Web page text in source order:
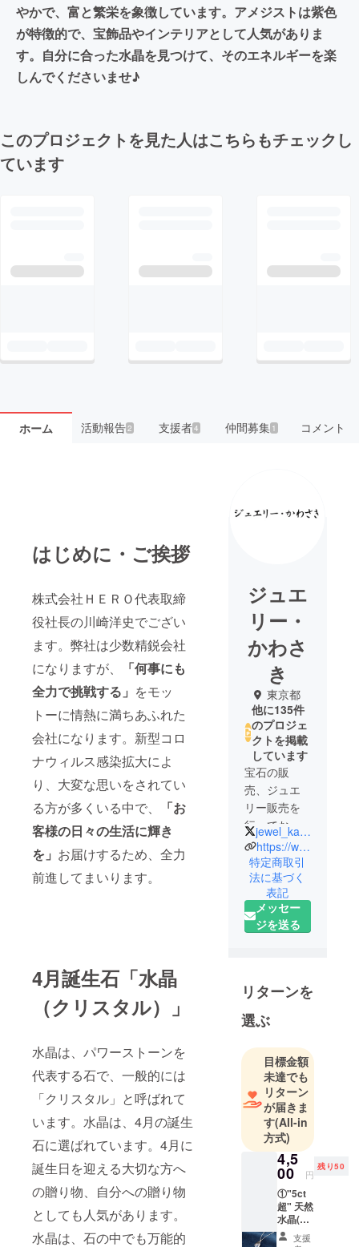
やかで、富と繁栄を象徴しています。アメジストは紫色
が特徴的で、宝飾品やインテリアとして人気がありま
す。自分に合った水晶を見つけて、そのエネルギーを楽
しんでくださいませ♪
このプロジェクトを見た人はこちらもチェックし
ています
ホーム 活動報告2 支援者4 仲間募集 1 コメント
はじめに・ご挨拶
株式会社ＨＥＲＯ代表取締
役社長の川崎洋史でござい
ます。弊社は少数精鋭会社
になりますが、
「何事にも
全力で挑戦する」 をモッ
トーに情熱に満ちあふれた
会社になります。新型コロ
ナウィルス感染拡大によ
り、大変な思いをされてい
る方が多くいる中で、
「お
客様の日々の生活に輝き
を」 お届けするため、全力
前進してまいります。
4月誕生石「水晶
（クリスタル）」
水晶は、パワーストーンを
代表する石で、一般的には
「クリスタル」と呼ばれて
います。水晶は、4月の誕生
石に選ばれています。4月に
誕生日を迎える大切な方へ
の贈り物、自分への贈り物
としても人気があります。
水晶は、石の中でも万能的
ジュエ
リー・
かわさ
き
東京都
他に135件
のプロジェ
クトを掲載
しています
宝石の販
売、ジュエ
リー販売を
行っており
ます「ジュ
エリー・か
わさき」代
表の川崎と
申します。
現地の市場
ど、世界中
から数多く
の宝石収集
ります。
jewel_kawasaki
https://www.jewelrykawasaki.com/
特定商取引
法に基づく
表記
メッセー
ジを送る
リターンを
選ぶ
目標金額
未達でも
リターン
が届きま
す(All-in
方式)
4,5
00 円
残り50
①"5ct
超" 天然
水晶(ク
リスタ
支援